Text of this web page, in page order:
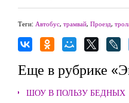
Теги: Автобус, трамвай, Проезд,
Еще в рубрике
ШОУ В ПОЛЬЗУ БЕДНЫХ